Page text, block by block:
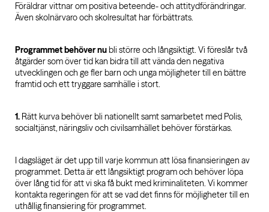
Föräldrar vittnar om positiva beteende- och attitydförändringar.
Även skolnärvaro och skolresultat har förbättrats.
Programmet behöver nubli större och långsiktigt. Vi föreslår två
åtgärder som över tid kan bidra till att vända den negativa
utvecklingen och ge fler barn och unga möjligheter till en bättre
framtid och ett tryggare samhälle i stort.
1. Rätt kurva behöver bli nationellt samt samarbetet med Polis,
socialtjänst, näringsliv och civilsamhället behöver förstärkas.
I dagsläget är det upp till varje kommun att lösa finansieringen av
programmet. Detta är ett långsiktigt program och behöver löpa
över lång tid för att vi ska få bukt med kriminaliteten. Vi kommer
kontakta regeringen för att se vad det finns för möjligheter till en
uthållig finansiering för programmet.